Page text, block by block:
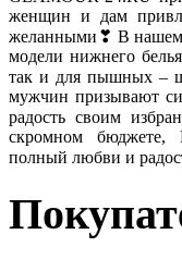
женщин и дам
желанными❣ В нашем
модели нижнего
так и для пышных –
мужчин призывают
радость своим
скромном бюджете,
полный любви и